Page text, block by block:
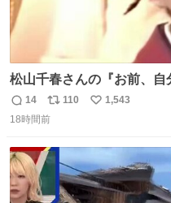
松山千春さんの『お前、
言で… 中森明菜さんが
返
信
14
リ
ポ
ト
110
い
数
1,543
18時間前